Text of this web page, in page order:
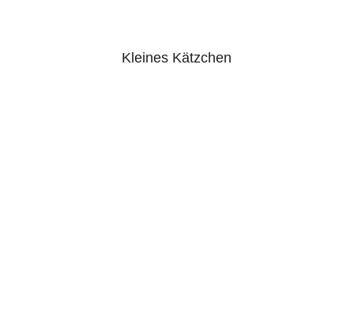
Kleines Kätzchen